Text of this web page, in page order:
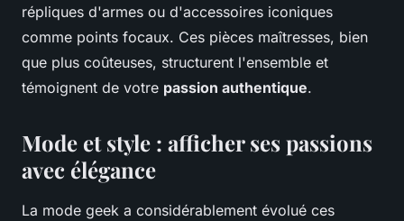
répliques d'armes ou d'accessoires iconiques
comme points focaux. Ces pièces maîtresses, bien
que plus coûteuses, structurent l'ensemble et
témoignent de votre passion authentique.
Mode et style : afficher ses passions
avec élégance
La mode geek a considérablement évolué ces